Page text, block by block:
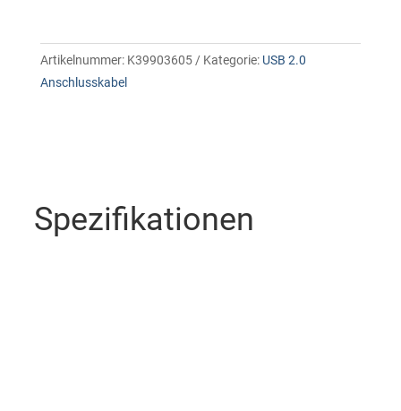
Artikelnummer: K39903605 Kategorie: USB 2.0
Anschlusskabel
Spezifikationen